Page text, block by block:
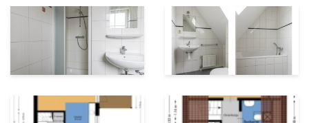
een bedrijfsmatige exploitatie op het park of u kunt de
woning behouden voor eigen gebruik, (tweede woning,
recreatief wonen).
De woning is gelegen op Parc Emslandermeer, in één
van de mooiste gebieden van Groningen, genaamd
Westerwolde. Door de prachtige, rustige ligging aan